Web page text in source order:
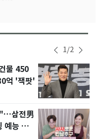
1/2
물 450
억 '잭팟'
삼전男
예능 화